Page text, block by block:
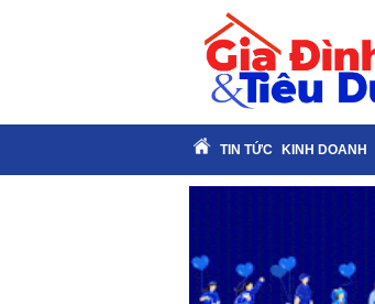
TIN TỨC KINH DOANH